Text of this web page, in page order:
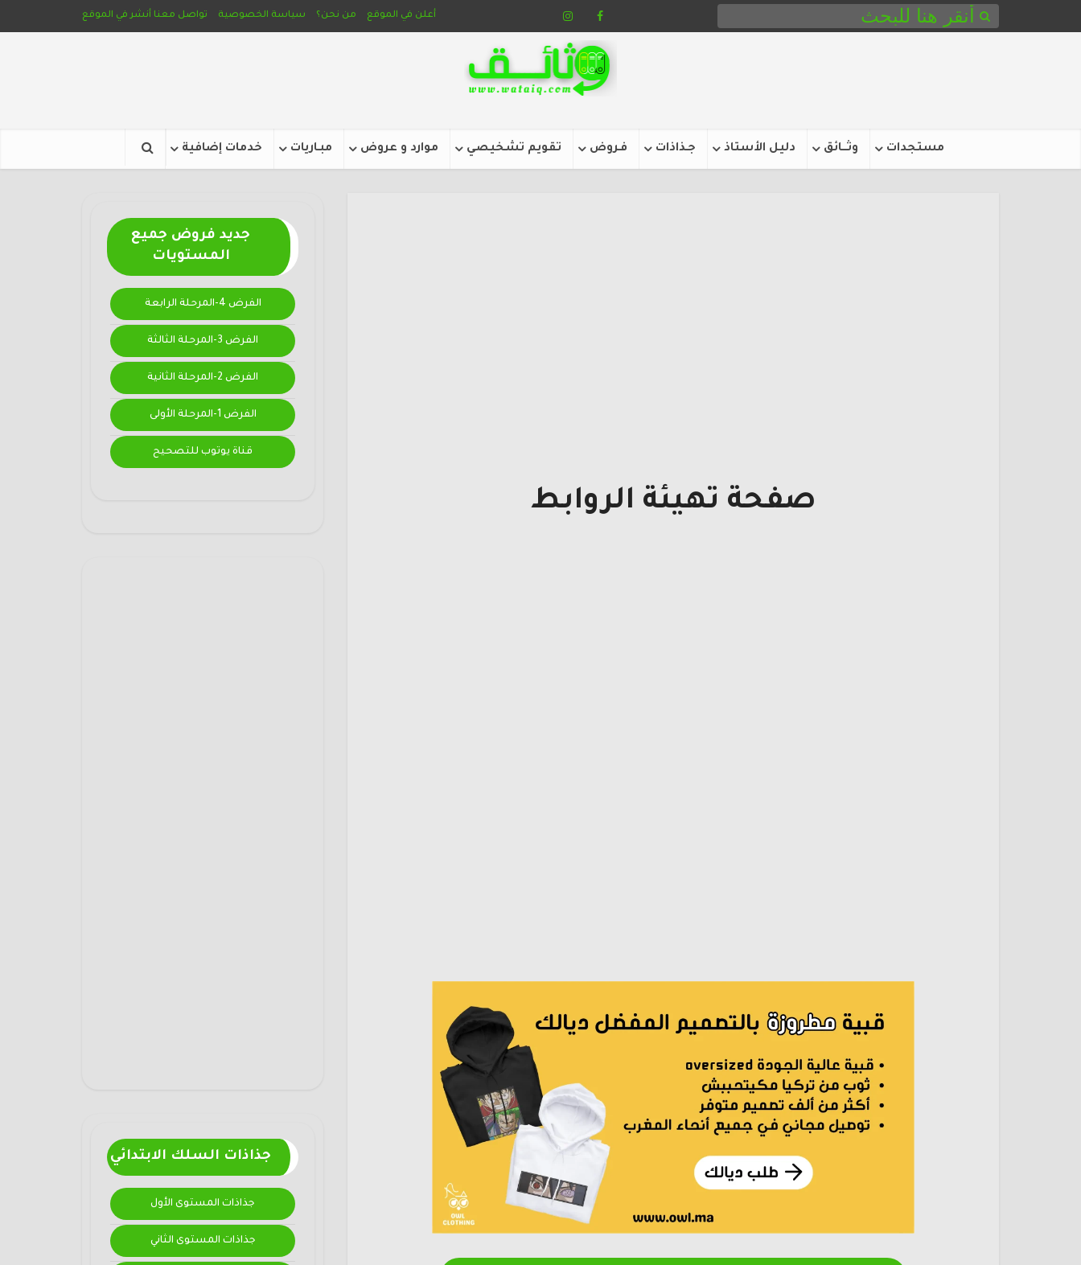
أعلن في الموقع من نحن؟ سياسة الخصوصية تواصل معنا أنشر في الموقع
مستجدات وثـــائق دليل الأستاذ جـذاذات فـروض تقويم تشخيصي موارد و عروض مبـاريات خدمات إضافية
جديد فروض جميع
المستويات
الفرض 4-المرحلة الرابعة
الفرض 3-المرحلة الثالثة
الفرض 2-المرحلة الثانية
الفرض 1-المرحلة الأولى
قناة يوتوب للتصحيح
جذاذات السلك الابتدائي
جذاذات المستوى الأول
جذاذات المستوى الثاني
صفحة تهيئة الروابط